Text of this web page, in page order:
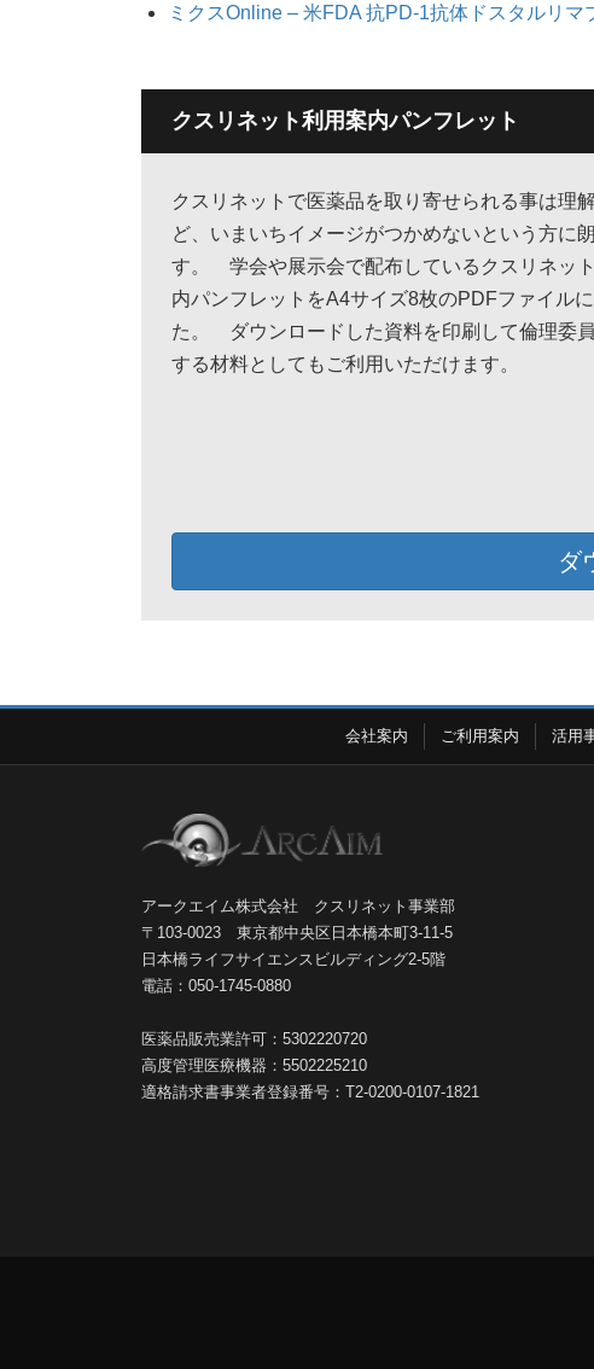
ミクスOnline – 米FDA 抗PD-1抗体ドスタルリマ
クスリネット利用案内パンフレット
クスリネットで医薬品を取り寄せられる事は理
ど、いまいちイメージがつかめないという方に
す。 学会や展示会で配布しているクスリネッ
内パンフレットをA4サイズ8枚のPDFファイル
た。 ダウンロードした資料を印刷して倫理委
する材料としてもご利用いただけます。
ダ
会社案内 ご利用案内 活用
アークエイム株式会社 クスリネット事業部
〒103-0023 東京都中央区日本橋本町3-11-5
日本橋ライフサイエンスビルディング2-5階
電話：050-1745-0880
医薬品販売業許可：5302220720
高度管理医療機器：5502225210
適格請求書事業者登録番号：T2-0200-0107-1821